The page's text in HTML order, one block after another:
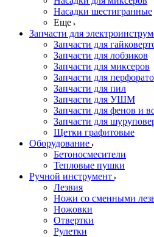
Насадки шестигранные
Еще
Запчасти для
Запчасти для
Запчасти для лобзиков
Запчасти для миксеров
Запчасти для
Запчасти для пил
Запчасти для УШМ
Запчасти для фенов и
Запчасти для
Щетки графитовые
Оборудование
Бетоносмесители
Тепловые пушки
Ручной инструмент
Лезвия
Ножи со сменными
Ножовки
Отвертки
Рулетки